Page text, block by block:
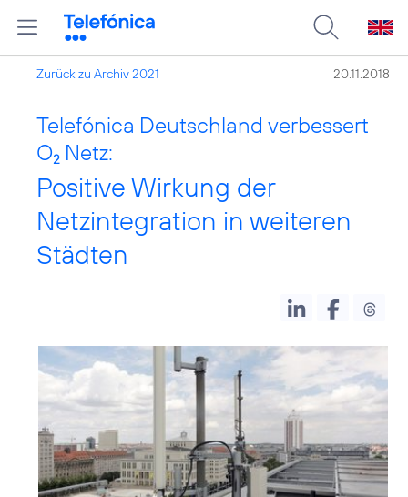
Zurück zu Archiv 2021 20.11.2018
Telefónica Deutschland verbessert
O2 Netz:
Positive Wirkung der
Netzintegration in weiteren
Städten